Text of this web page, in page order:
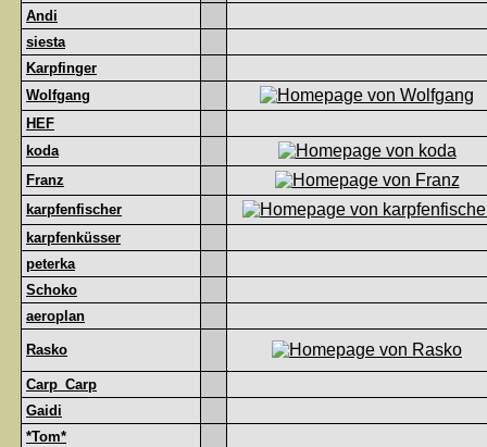
Andi
siesta
Karpfinger
Wolfgang
HEF
koda
Franz
karpfenfischer
karpfenküsser
peterka
Schoko
aeroplan
Rasko
Carp_Carp
Gaidi
*Tom*